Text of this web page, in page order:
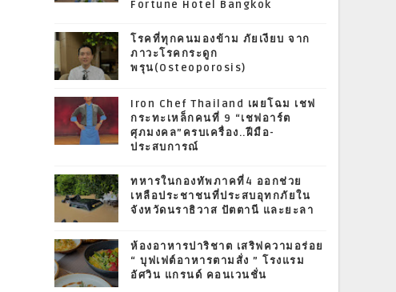
Fortune Hotel Bangkok
โรคที่ทุกคนมองข้าม ภัยเงียบ จาก
ภาวะโรคกระดูก
พรุน(Osteoporosis)
Iron Chef Thailand เผยโฉม เชฟ
กระทะเหล็กคนที่ 9 “เชฟอาร์ต
ศุภมงคล”ครบเครื่อง..ฝีมือ-
ประสบการณ์
ทหารในกองทัพภาคที่4 ออกช่วย
เหลือประชาชนที่ประสบอุทกภัยใน
จังหวัดนราธิวาส ปัตตานี และยะลา
ห้องอาหารปาริชาต เสริฟความอร่อย
“ บุฟเฟต์อาหารตามสั่ง ” โรงแรม
อัศวิน แกรนด์ คอนเวนชั่น